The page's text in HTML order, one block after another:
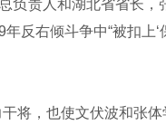
负责人和湖北省省长
反右倾斗争中“被扣上
，也使文伏波和张体